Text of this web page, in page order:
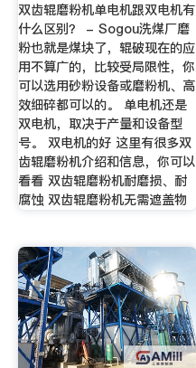
双齿辊磨粉机单电机跟双电机有
什么区别？ - Sogou洗煤厂磨
粉也就是煤块了，辊破现在的应
用不算广的，比较受局限性，你
可以选用砂粉设备或磨粉机、高
效细碎都可以的。 单电机还是
双电机，取决于产量和设备型
号。 双电机的好 这里有很多双
齿辊磨粉机介绍和信息，你可以
看看 双齿辊磨粉机耐磨损、耐
腐蚀 双齿辊磨粉机无需遮盖物